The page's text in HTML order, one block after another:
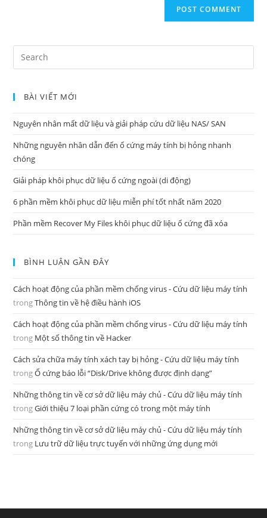
BÀI VIẾT MỚI
Nguyên nhân mất dữ liệu và giải pháp cứu dữ liệu NAS/ SAN
Những nguyên nhân dẫn đến ổ cứng máy tính bị hỏng nhanh
chóng
Giải pháp khôi phục dữ liệu ổ cứng ngoài (di động)
6 phần mềm khôi phục dữ liệu miễn phí tốt nhất năm 2020
Phần mềm Recover My Files khôi phục dữ liệu ổ cứng đã xóa
BÌNH LUẬN GẦN ĐÂY
Cách hoạt động của phần mềm chống virus - Cứu dữ liệu máy tính
trongThông tin về hệ điều hành iOS
Cách hoạt động của phần mềm chống virus - Cứu dữ liệu máy tính
trong Một số thông tin về Hacker
Cách sửa chữa máy tính xách tay bị hỏng - Cứu dữ liệu máy tính
trongỔ cứng báo lỗi “Disk/Drive không được định dạng”
Những thông tin về cơ sở dữ liệu máy chủ - Cứu dữ liệu máy tính
trongGiới thiệu 7 loại phần cứng có trong một máy tính
Những thông tin về cơ sở dữ liệu máy chủ - Cứu dữ liệu máy tính
trong Lưu trữ dữ liệu trực tuyến với những ứng dụng mới